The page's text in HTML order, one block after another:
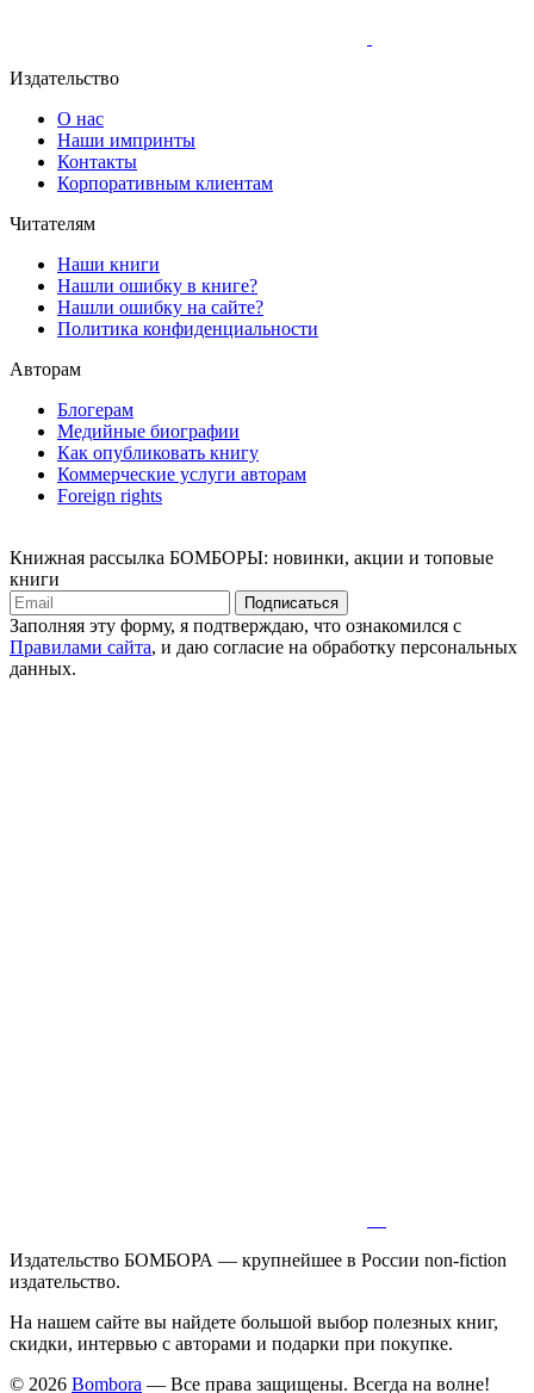
Издательство
О нас
Наши импринты
Контакты
Корпоративным клиентам
Читателям
Наши книги
Нашли ошибку в книге?
Нашли ошибку на сайте?
Политика конфиденциальности
Авторам
Блогерам
Медийные биографии
Как опубликовать книгу
Коммерческие услуги авторам
Foreign rights
Книжная рассылка БОМБОРЫ: новинки, акции и топовые
книги
Подписаться
Заполняя эту форму, я подтверждаю, что ознакомился с
Правилами сайта, и даю согласие на обработку персональных
данных.
Издательство БОМБОРА — крупнейшее в России non-fiction
издательство.
На нашем сайте вы найдете большой выбор полезных книг,
скидки, интервью с авторами и подарки при покупке.
© 2026 Bombora — Все права защищены. Всегда на волне!